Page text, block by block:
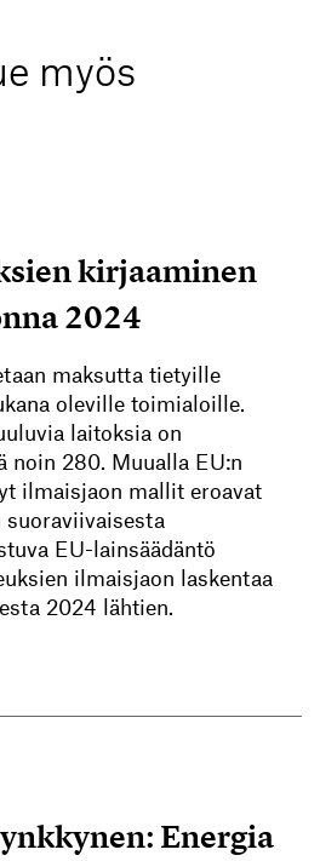
myös
kirjaaminen
2024
maksutta tietyille
oleville toimialoille.
laitoksia on
noin 280. Muualla EU:n
ilmaisjaon mallit eroavat
EU-lainsäädäntö
ilmaisjaon laskentaa
2024 lähtien.
Energia